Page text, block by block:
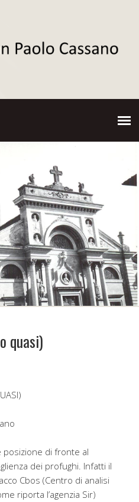
quasi)
posizione di fronte al
dei profughi. Infatti il
Cbos (Centro di analisi
riporta l’agenzia Sir)